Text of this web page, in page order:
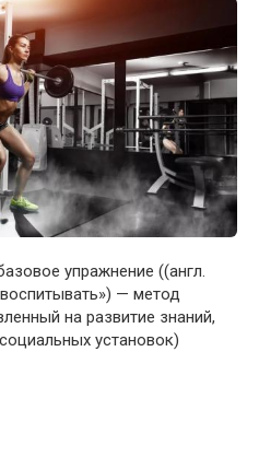
упражнение ((англ.
— метод
на развитие знаний,
установок)